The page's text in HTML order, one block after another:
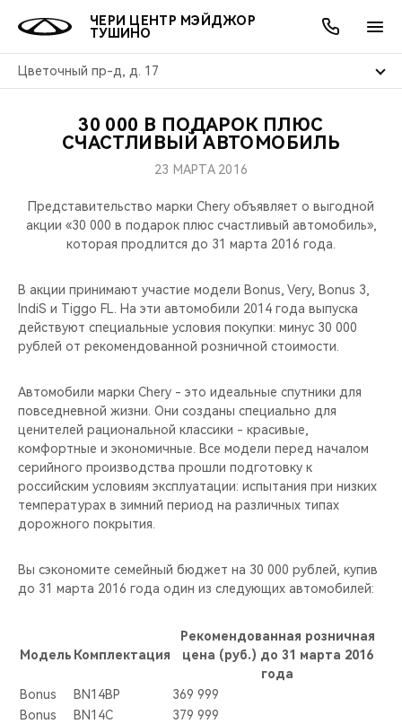
ЧЕРИ ЦЕНТР МЭЙДЖОР
ТУШИНО
Цветочный пр-д, д. 17
МОДЕЛИ
КРОССОВЕРЫ
СЕДАНЫ
НОВИНКИ
ПОКУПАТЕЛЯМ
КРЕДИТ И СТРАХОВАНИЕ
ВЛАДЕЛЬЦАМ
ЗАПЧАСТИ И АКСЕССУАРЫ
CHERY CONNECT
МИР CHERY
О БРЕНДЕ
ЛЮДИ CHERY
CHERY REMOTE
CHERY И СПОРТ
НАШИ МЕРОПРИЯТИЯ
CHERY ДЛЯ ДЕТЕЙ
АКЦИИ
ОНЛАЙН СЕРВИСЫ
КРЕДИТ
О КОМПАНИИ
МЫ В СОЦСЕТЯХ
30 000 В ПОДАРОК ПЛЮС
СЧАСТЛИВЫЙ АВТОМОБИЛЬ
23 МАРТА 2016
Представительство марки Chery объявляет о выгодной
акции «30 000 в подарок плюс счастливый автомобиль»,
которая продлится до 31 марта 2016 года.
В акции принимают участие модели Bonus, Very, Bonus 3,
IndiS и Tiggo FL. На эти автомобили 2014 года выпуска
действуют специальные условия покупки: минус 30 000
рублей от рекомендованной розничной стоимости.
Автомобили марки Chery - это идеальные спутники для
повседневной жизни. Они созданы специально для
ценителей рациональной классики - красивые,
комфортные и экономичные. Все модели перед началом
серийного производства прошли подготовку к
российским условиям эксплуатации: испытания при низких
температурах в зимний период на различных типах
дорожного покрытия.
Вы сэкономите семейный бюджет на 30 000 рублей, купив
до 31 марта 2016 года один из следующих автомобилей:
Модель Комплектация
Рекомендованная розничная
цена (руб.) до 31 марта 2016
года
Bonus
BN14BP
369 999
Bonus
BN14C
379 999